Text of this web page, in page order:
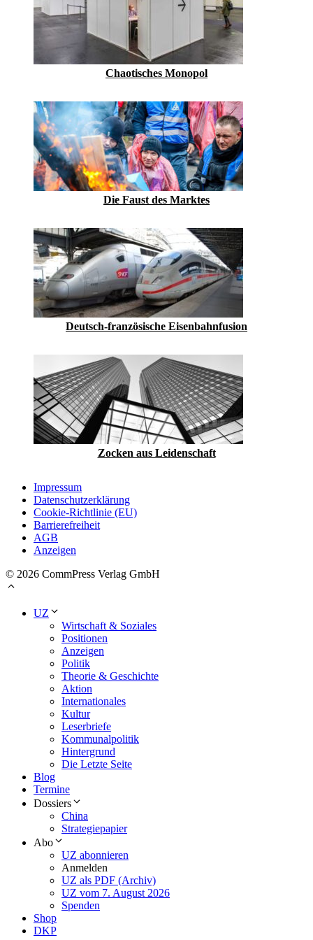
Chaotisches Monopol
Die Faust des Marktes
Deutsch-französische Eisenbahnfusion
Zocken aus Leidenschaft
Impressum
Datenschutzerklärung
Cookie-Richtlinie (EU)
Barrierefreiheit
AGB
Anzeigen
© 2026 CommPress Verlag GmbH
UZ
Wirtschaft & Soziales
Positionen
Anzeigen
Politik
Theorie & Geschichte
Aktion
Internationales
Kultur
Leserbriefe
Kommunalpolitik
Hintergrund
Die Letzte Seite
Blog
Termine
Dossiers
China
Strategiepapier
Abo
UZ abonnieren
Anmelden
UZ als PDF (Archiv)
UZ vom 7. August 2026
Spenden
Shop
DKP